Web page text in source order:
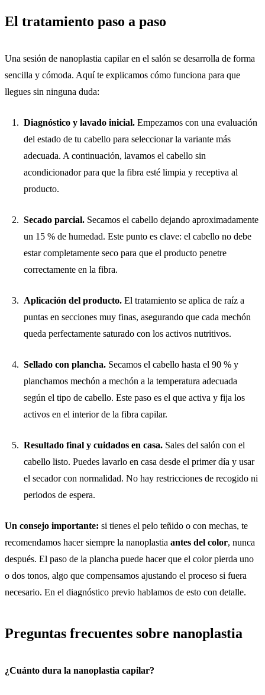
El tratamiento paso a paso
Una sesión de nanoplastia capilar en el salón se desarrolla de forma
sencilla y cómoda. Aquí te explicamos cómo funciona para que
llegues sin ninguna duda:
Diagnóstico y lavado inicial. Empezamos con una evaluación
del estado de tu cabello para seleccionar la variante más
adecuada. A continuación, lavamos el cabello sin
acondicionador para que la fibra esté limpia y receptiva al
producto.
Secado parcial. Secamos el cabello dejando aproximadamente
un 15 % de humedad. Este punto es clave: el cabello no debe
estar completamente seco para que el producto penetre
correctamente en la fibra.
Aplicación del producto. El tratamiento se aplica de raíz a
puntas en secciones muy finas, asegurando que cada mechón
queda perfectamente saturado con los activos nutritivos.
Sellado con plancha. Secamos el cabello hasta el 90 % y
planchamos mechón a mechón a la temperatura adecuada
según el tipo de cabello. Este paso es el que activa y fija los
activos en el interior de la fibra capilar.
Resultado final y cuidados en casa. Sales del salón con el
cabello listo. Puedes lavarlo en casa desde el primer día y usar
el secador con normalidad. No hay restricciones de recogido ni
periodos de espera.
Un consejo importante: si tienes el pelo teñido o con mechas, te
recomendamos hacer siempre la nanoplastia antes del color, nunca
después. El paso de la plancha puede hacer que el color pierda uno
o dos tonos, algo que compensamos ajustando el proceso si fuera
necesario. En el diagnóstico previo hablamos de esto con detalle.
Preguntas frecuentes sobre nanoplastia
¿Cuánto dura la nanoplastia capilar?